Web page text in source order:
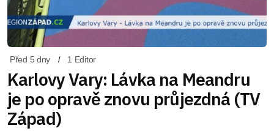
Před 5 dny 1 Editor
Karlovy Vary: Lávka na Meandru
je po opravě znovu průjezdná (TV
Západ)